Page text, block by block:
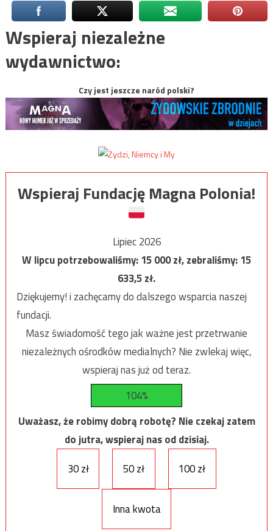
Wspieraj niezależne
wydawnictwo:
Czy jest jeszcze naród polski?
Wspieraj Fundację Magna Polonia!
Lipiec 2026
W lipcu potrzebowaliśmy:15 000zł, zebraliśmy:15
633,5zł.
Dziękujemy! i zachęcamy do dalszego wsparcia naszej
fundacji.
Masz świadomość tego jak ważne jest przetrwanie
niezależnych ośrodków medialnych? Nie zwlekaj więc,
wspieraj nas już od teraz.
104%
Uważasz, że robimy dobrą robotę? Nie czekaj zatem
do jutra, wspieraj nas od dzisiaj.
30 zł
50 zł 100 zł
Inna kwota